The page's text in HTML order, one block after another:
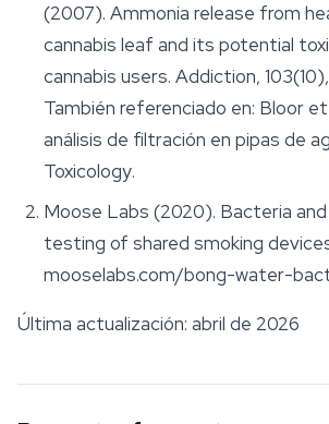
(2007). Ammonia release from
cannabis leaf and its potential
cannabis users. Addiction,
También referenciado en: Bloor
análisis de filtración en pipas de
Toxicology.
Moose Labs (2020). Bacteria
testing of shared smoking
mooselabs.com/bong-water-
Última actualización: abril de 2026